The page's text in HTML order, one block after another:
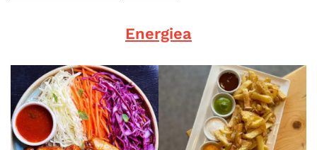
Energiea